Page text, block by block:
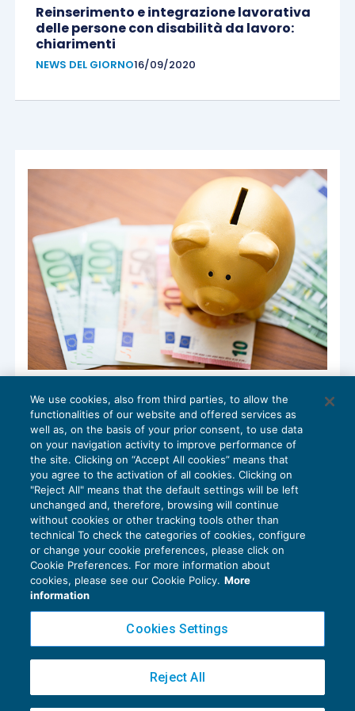
Reinserimento e integrazione lavorativa
delle persone con disabilità da lavoro:
chiarimenti
NEWS DEL GIORNO16/09/2020
Reinserimento delle persone con
disabilità da lavoro: rimborso della
retribuzione
NEWS DEL GIORNO31/07/2020
Privacy Policy
Cookie Policy
Copyright 2016 ©Gruppo Euroconference S.p.A.v2.32.2
Piazza Luigi Einaudi, 10N01 - 20124 Milano - info@ecnews.it
We use cookies, also from third parties, to allow the
functionalities of our website and offered services as
well as, on the basis of your prior consent, to use data
on your navigation activity to improve performance of
the site. Clicking on “Accept All cookies” means that
you agree to the activation of all cookies. Clicking on
"Reject All" means that the default settings will be left
unchanged and, therefore, browsing will continue
without cookies or other tracking tools other than
technical To check the categories of cookies, configure
or change your cookie preferences, please click on
Cookie Preferences. For more information about
cookies, please see our Cookie Policy. More
information
Cookies Settings
Reject All